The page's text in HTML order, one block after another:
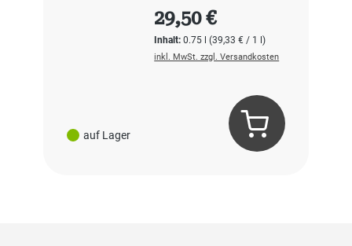
auf Lager
Inhalt:0.75 l(39,33 € / 1 l)
Regulärer Preis:
29,50 €
inkl. MwSt. zzgl. Versandkosten